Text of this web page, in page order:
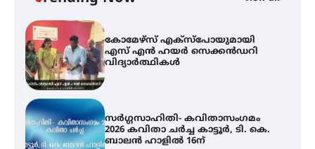
സർഗ്ഗസാഹിതി- കവിതാസംഗമം
2026 കവിതാ ചർച്ച കാട്ടൂർ, ടി. കെ.
ബാലൻ ഹാളിൽ 16ന്
ഇടത്തരം മഴയ്ക്കും കാറ്റിനും
സാധ്യത ഇരിങ്ങാലക്കുടയിൽ 4.4
മില്ലി മീറ്റർ മഴ ലഭിച്ചു